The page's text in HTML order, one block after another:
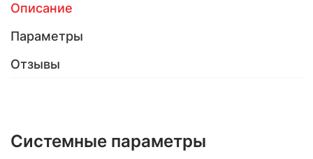
Описание
Параметры
Отзывы
Системные параметры